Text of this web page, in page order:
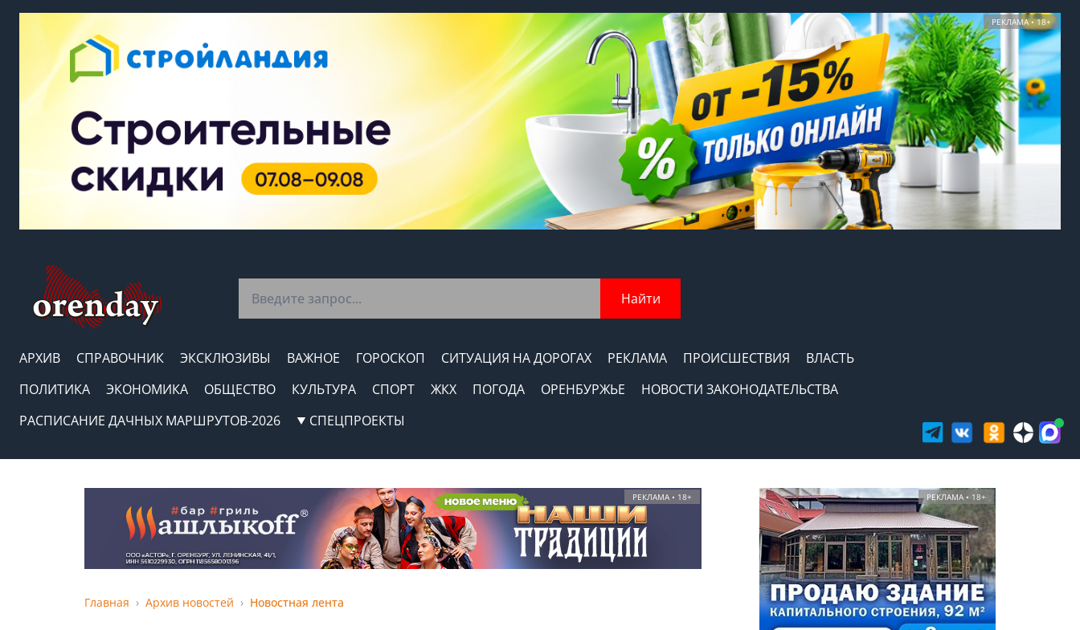
РЕКЛАМА • 18+
Найти
АРХИВ СПРАВОЧНИК ЭКСКЛЮЗИВЫ ВАЖНОЕ ГОРОСКОП СИТУАЦИЯ НА ДОРОГАХ РЕКЛАМА ПРОИСШЕСТВИЯ
ВЛАСТЬ
ПОЛИТИКА
ЭКОНОМИКА ОБЩЕСТВО КУЛЬТУРА СПОРТ ЖКХ ПОГОДА ОРЕНБУРЖЬЕ
НОВОСТИ ЗАКОНОДАТЕЛЬСТВА
РАСПИСАНИЕ ДАЧНЫХ МАРШРУТОВ-2026
СПЕЦПРОЕКТЫ
РЕКЛАМА • 18+
Главная Архив новостей Новостная лента
РЕКЛАМА • 18+